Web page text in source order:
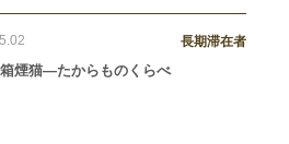
長期滞在者
煙猫―たからものくらべ